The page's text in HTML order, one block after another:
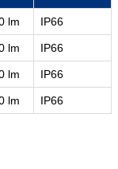
lm IP66
lm IP66
lm IP66
lm IP66